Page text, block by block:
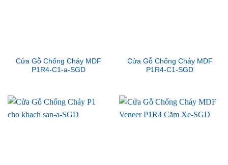
Cửa Gỗ Chống Cháy MDF
P1R4-C1-a-SGD
Cửa Gỗ Chống Cháy MDF
P1R4-C1-SGD